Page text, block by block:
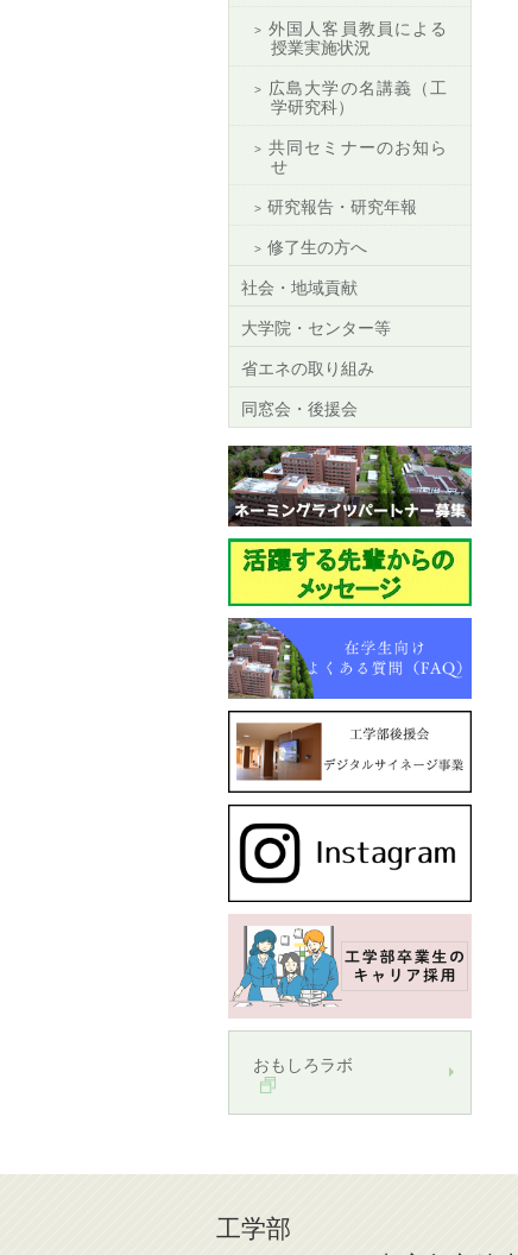
外国人客員教員による
授業実施状況
広島大学の名講義（工
学研究科）
共同セミナーのお知ら
せ
研究報告・研究年報
修了生の方へ
社会・地域貢献
大学院・センター等
省エネの取り組み
同窓会・後援会
おもしろラボ
工学部